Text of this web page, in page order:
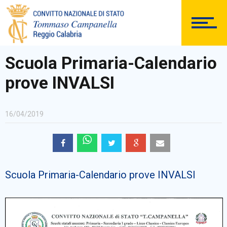
DOCUMENTAZIONE
Comunicazioni Esterne
BACHECA SINDACALE
Scuola Primaria-Calendario
prove INVALSI
16/04/2019
Scuola Primaria-Calendario prove INVALSI